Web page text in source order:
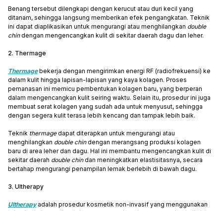
Benang tersebut dilengkapi dengan kerucut atau duri kecil yang
ditanam, sehingga langsung memberikan efek pengangkatan. Teknik
ini dapat diaplikasikan untuk mengurangi atau menghilangkan double
chindengan mengencangkan kulit di sekitar daerah dagu dan leher.
2. Thermage
Thermage bekerja dengan mengirimkan energi RF (radiofrekuensi) ke
dalam kulit hingga lapisan-lapisan yang kaya kolagen. Proses
pemanasan ini memicu pembentukan kolagen baru, yang berperan
dalam mengencangkan kulit seiring waktu. Selain itu, prosedur ini juga
membuat serat kolagen yang sudah ada untuk menyusut, sehingga
dengan segera kulit terasa lebih kencang dan tampak lebih baik.
Teknik thermagedapat diterapkan untuk mengurangi atau
menghilangkan double chindengan merangsang produksi kolagen
baru di area leher dan dagu. Hal ini membantu mengencangkan kulit di
sekitar daerah double chindan meningkatkan elastisitasnya, secara
bertahap mengurangi penampilan lemak berlebih di bawah dagu.
3. Ultherapy
Ultherapy adalah prosedur kosmetik non-invasif yang menggunakan